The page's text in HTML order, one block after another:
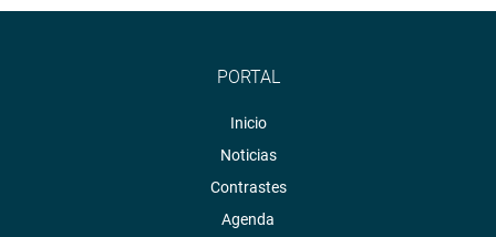
PORTAL
Inicio
Noticias
Contrastes
Agenda